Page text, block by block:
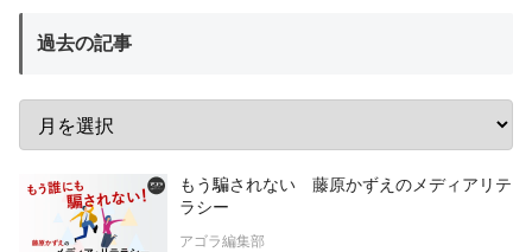
過去の記事
もう騙されない 藤原かずえのメディアリテ
ラシー
アゴラ編集部